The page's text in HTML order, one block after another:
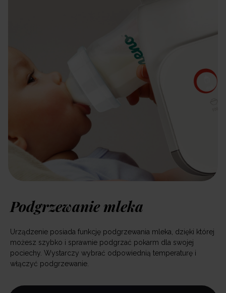
Podgrzewanie mleka
Urządzenie posiada funkcję podgrzewania mleka, dzięki której
możesz szybko i sprawnie podgrzać pokarm dla swojej
pociechy. Wystarczy wybrać odpowiednią temperaturę i
włączyć podgrzewanie.